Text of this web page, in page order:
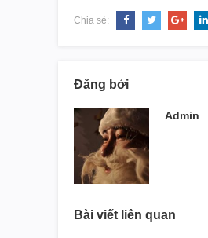
Chia sẻ:
Đăng bởi
Admin
Bài viết liên quan